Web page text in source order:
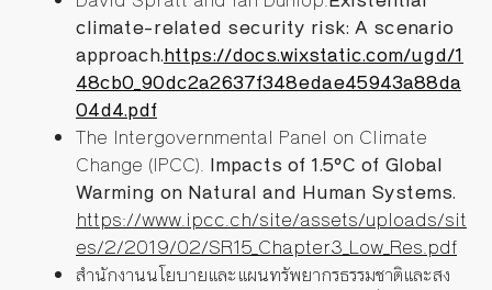
climate-related security risk: A scenario
approach.https://docs.wixstatic.com/ugd/1
48cb0_90dc2a2637f348edae45943a88da
04d4.pdf
The Intergovernmental Panel on Climate
Change (IPCC). Impacts of 1.5°C of Global
Warming on Natural and Human Systems.
https://www.ipcc.ch/site/assets/uploads/sit
es/2/2019/02/SR15_Chapter3_Low_Res.pdf
สํานักงานนโยบายและแผนทรัพยากรธรรมชาติและสง